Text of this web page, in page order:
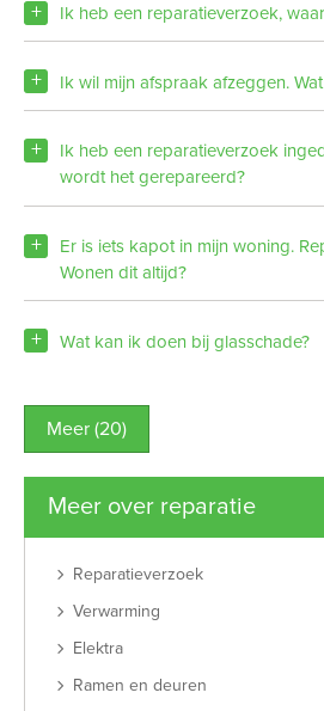
Ik heb een reparatieverzoek,
Ik wil mijn afspraak afzeggen.
Ik heb een reparatieverzoek ingediend. Wanneer
wordt het gerepareerd?
Er is iets kapot in mijn woning. Repareert Kennemer
Wonen dit altijd?
Wat kan ik doen bij glasschade?
Meer (20)
Meer over reparatie
Reparatieverzoek
Verwarming
Elektra
Ramen en deuren